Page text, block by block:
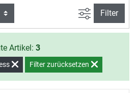
Entwicklung und konsequenter
erreichen Octane
eine sehr hohe
und Zuverlässigkeit.
Mit dem Lateral X8000 trainieren Sie
besonders die seitlichen, oft
Ansicht
Filter
Artikel: 3
Filter zurücksetzen